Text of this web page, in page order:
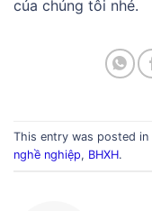
của chúng tôi nhé.
This entry was posted in
nghề nghiệp, BHXH.